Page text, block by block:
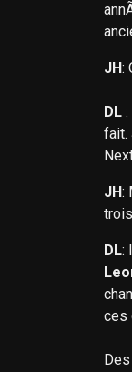
JH:
DL
fait.
JH:
DL:
ces